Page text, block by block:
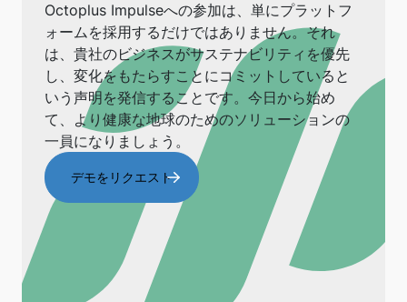
Octoplus Impulseへの参加は、単にプラットフ
ォームを採用するだけではありません。それ
は、貴社のビジネスがサステナビリティを優先
し、変化をもたらすことにコミットしていると
いう声明を発信することです。今日から始め
て、より健康な地球のためのソリューションの
一員になりましょう。
デモをリクエスト